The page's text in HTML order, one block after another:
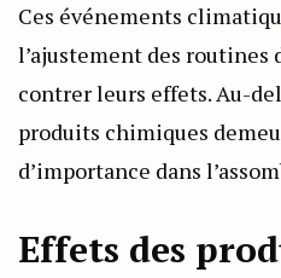
Ces événements
l’ajustement des routines
contrer leurs effets. Au-
produits chimiques
d’importance dans
Effets des